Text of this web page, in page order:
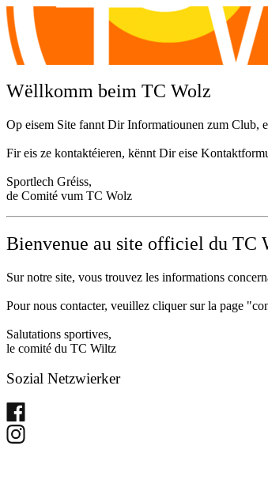
Tennis Club Wiltz a.s.b.l.
Tennis Club Wiltz a.s.b.l.
Wëllkomm beim TC Wolz
Op eisem Site fannt Dir Informatiounen zum Club,
Fir eis ze kontaktéieren, kënnt Dir eise
Sportlech Gréiss,
de Comité vum TC Wolz
Bienvenue au site officiel du TC
Sur notre site, vous trouvez les informations
Pour nous contacter, veuillez cliquer sur la page
Salutations sportives,
le comité du TC Wiltz
Sozial Netzwierker